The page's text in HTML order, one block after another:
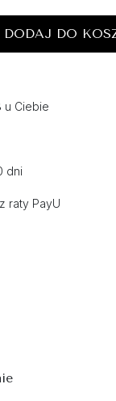
DODAJ DO
u Ciebie
dni
raty PayU